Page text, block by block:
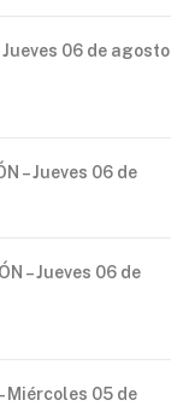
Jueves 06 de agosto
– Jueves 06 de
– Jueves 06 de
Miércoles 05 de